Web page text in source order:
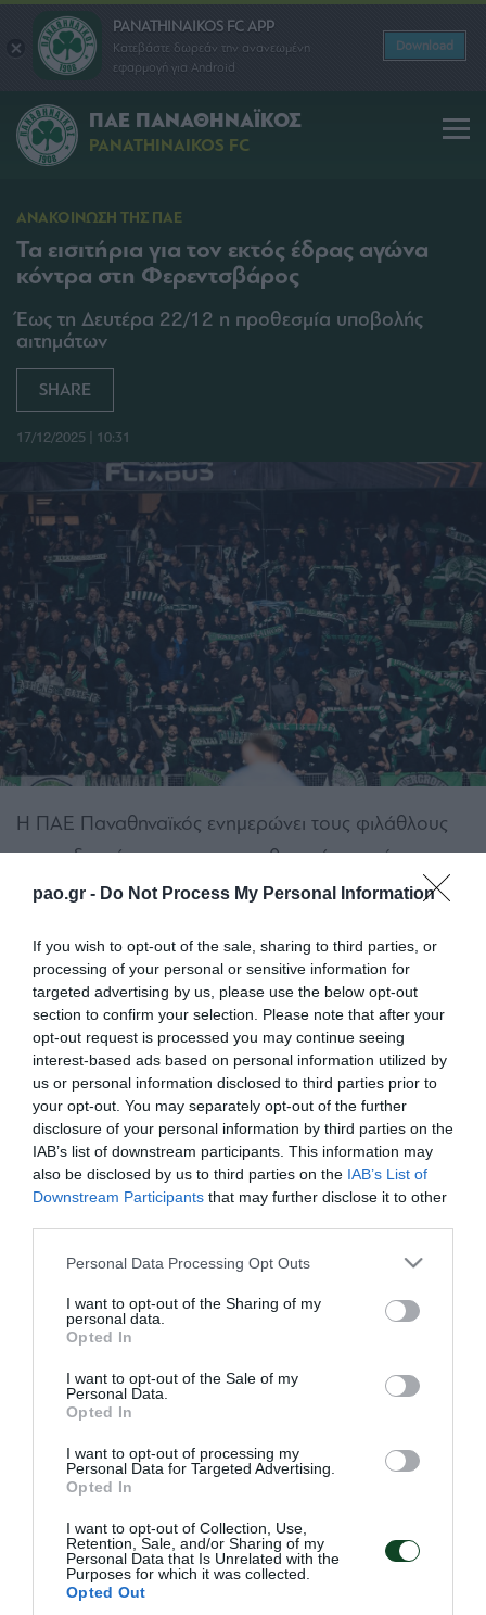
pao.gr - Do Not Process My Personal Information
If you wish to opt-out of the sale, sharing to third parties, or
processing of your personal or sensitive information for
targeted advertising by us, please use the below opt-out
section to confirm your selection. Please note that after your
opt-out request is processed you may continue seeing
interest-based ads based on personal information utilized by
us or personal information disclosed to third parties prior to
your opt-out. You may separately opt-out of the further
disclosure of your personal information by third parties on the
IAB’s list of downstream participants. This information may
also be disclosed by us to third parties on the IAB’s List of
Downstream Participants that may further disclose it to other
Please note that this website/app uses one or more Google
not limited to your visit or usage behaviour. You may click to
grant or deny consent to Google and its third-party tags to
use your data for below specified purposes in below Google
consent section.
Personal Data Processing Opt Outs
I want to opt-out of the Sharing of my
personal data.
Opted In
I want to opt-out of the Sale of my
Personal Data.
Opted In
I want to opt-out of processing my
Personal Data for Targeted Advertising.
Opted In
I want to opt-out of Collection, Use,
Retention, Sale, and/or Sharing of my
Personal Data that Is Unrelated with the
Purposes for which it was collected.
Opted Out
PANATHINAIKOS FC APP
Κατεβάστε δωρεάν την ανανεωμένη
εφαρμογή για Android
Download
ΠΑΕ ΠΑΝΑΘΗΝΑΪΚΟΣ
PANATHINAIKOS FC
ΑΝΑΚΟΙΝΩΣΗ ΤΗΣ ΠΑΕ
Τα εισιτήρια για τον εκτός έδρας αγώνα
κόντρα στη Φερεντσβάρος
Έως τη Δευτέρα 22/12 η προθεσμία υποβολής
αιτημάτων
SHARE
17/12/2025 | 10:31
Η ΠΑΕ Παναθηναϊκός ενημερώνει τους φιλάθλους
που ενδιαφέρονται να προμηθευτούν εισιτήριο για
τον αγώναΦερεντσβάρος – Παναθηναϊκός, ο
2026, ότι μπορούν να υποβάλουν το αίτημά τους
στοinfo@paotickets.gr.
Για κάθε άτομο θα πρέπει να αποσταλούν τα
παρακάτω στοιχεία,γραμμένα με κεφαλαία λατινικά
ΟΝΟΜΑ – ΕΠΙΘΕΤΟ – ΑΡΙΘΜΟΣ ΤΑΥΤΟΤΗΤΑΣ ή
ΔΙΑΒΑΤΗΡΙΟΥ – ΚΙΝΗΤΟ ΤΗΛΕΦΩΝΟ –EMAIL
ΕΠΙΚΟΙΝΩΝΙΑΣ.
Δεδομένης τηςυψηλής ζήτησης, θα δοθεί
προτεραιότητα στους κατόχους εισιτηρίων
διαρκείας
. Σε αυτή την περίπτωση, παρακαλούμε να
μας γνωστοποιήσετε επιπλέον τον
κωδικό του
που αναγράφεται στο γήπεδο της Λεωφόρου.
Το διάστημα υποβολής αιτημάτων είναι
έως και τη
Δευτέρα 22/12. Για τα αιτήματα που θα εγκριθούν,
Εισιτηρίωντης ΠΑΕ Παναθηναϊκός.
κόστος του εισιτηρίου